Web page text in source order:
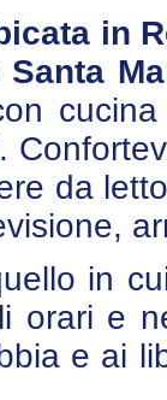
in
Santa
da
in
orari e
e ai